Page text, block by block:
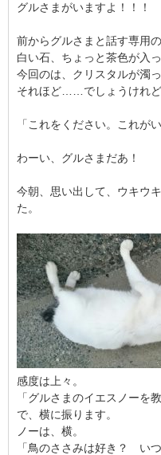
グルさまがいますよ！！！
前からグルさまと話す専用
白い石、ちょっと茶色が入
今回のは、クリスタルが濁
それほど……でしょうけれど
「これをください。これが
わーい、グルさまだあ！
今朝、思い出して、ウキウ
た。
感度は上々。
「グルさまのイエスノーを
で、横に振ります。
ノーは、横。
「鳥のささみは好き？ い